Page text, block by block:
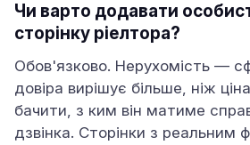
Чи варто додавати
сторінку ріелтора?
Обов'язково. Нерухомість —
довіра вирішує більше, ніж
бачити, з ким він матиме
дзвінка. Сторінки з реальним